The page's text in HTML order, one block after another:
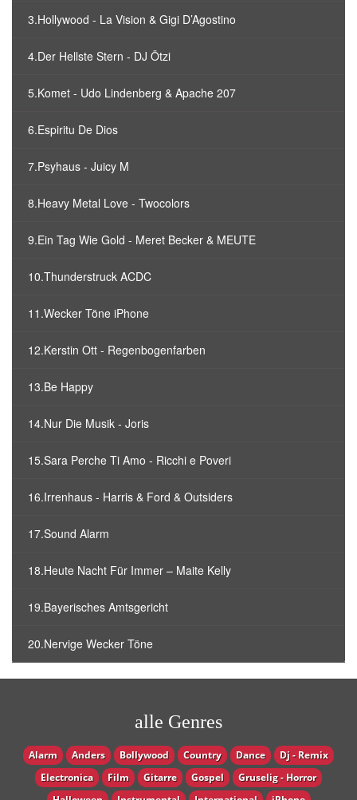
3.Hollywood - La Vision & Gigi D’Agostino
4.Der Hellste Stern - DJ Ötzi
5.Komet - Udo Lindenberg & Apache 207
6.Espiritu De Dios
7.Psyhaus - Juicy M
8.Heavy Metal Love - Twocolors
9.Ein Tag Wie Gold - Meret Becker & MEUTE
10.Thunderstruck ACDC
11.Wecker Töne iPhone
12.Kerstin Ott - Regenbogenfarben
13.Be Happy
14.Nur Die Musik - Joris
15.Sara Perche Ti Amo - Ricchi e Poveri
16.Irrenhaus - Harris & Ford & Outsiders
17.Sound Alarm
18.Heute Nacht Für Immer – Maite Kelly
19.Bayerisches Amtsgericht
20.Nervige Wecker Töne
alle Genres
Alarm Anders Bollywood Country Dance
Dj - Remix
Electronica
Film Gitarre Gospel
Gruselig - Horror